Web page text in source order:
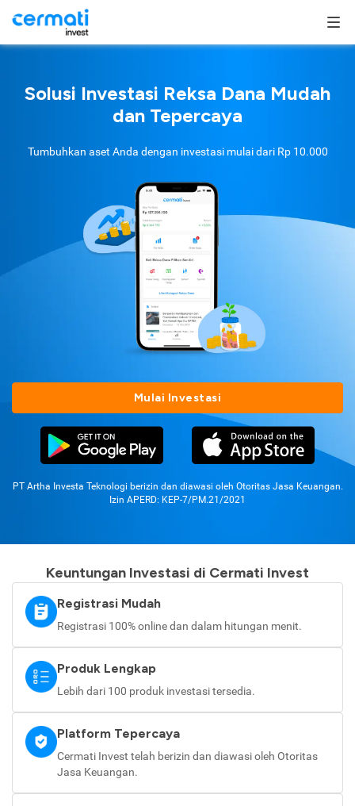
Solusi Investasi Reksa Dana Mudah
dan Tepercaya
Tumbuhkan aset Anda dengan investasi mulai dari Rp 10.000
Mulai Investasi
PT Artha Investa Teknologi berizin dan diawasi oleh Otoritas Jasa Keuangan.
Izin APERD: KEP-7/PM.21/2021
Keuntungan Investasi di Cermati Invest
Registrasi Mudah
Registrasi 100% online dan dalam hitungan menit.
Produk Lengkap
Lebih dari 100 produk investasi tersedia.
Platform Tepercaya
Cermati Invest telah berizin dan diawasi oleh Otoritas
Jasa Keuangan.